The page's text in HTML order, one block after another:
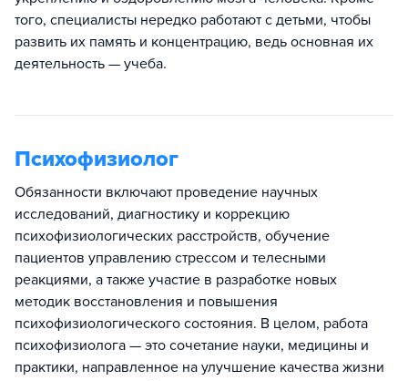
того, специалисты нередко работают с детьми, чтобы
развить их память и концентрацию, ведь основная их
деятельность — учеба.
Психофизиолог
Обязанности включают проведение научных
исследований, диагностику и коррекцию
психофизиологических расстройств, обучение
пациентов управлению стрессом и телесными
реакциями, а также участие в разработке новых
методик восстановления и повышения
психофизиологического состояния. В целом, работа
психофизиолога — это сочетание науки, медицины и
практики, направленное на улучшение качества жизни